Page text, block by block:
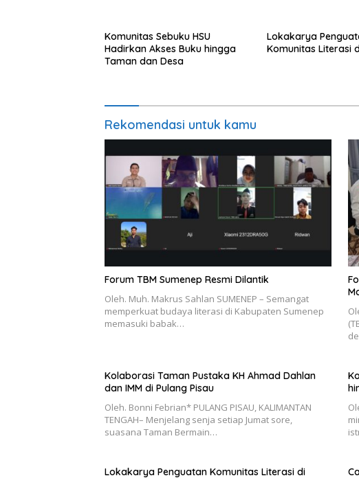
Komunitas Sebuku HSU
Hadirkan Akses Buku hingga
Taman dan Desa
Lokakarya
Komunitas Literasi
Rekomendasi untuk kamu
Forum TBM Sumenep Resmi Dilantik
Oleh. Muh. Makrus Sahlan SUMENEP – Semangat
memperkuat budaya literasi di Kabupaten Sumenep
memasuki babak…
Kolaborasi Taman Pustaka KH Ahmad Dahlan
dan IMM di Pulang Pisau
Oleh. Bonni Febrian* PULANG PISAU, KALIMANTAN
TENGAH– Menjelang senja setiap Jumat sore,
suasana Taman Bermain…
Lokakarya Penguatan Komunitas Literasi di